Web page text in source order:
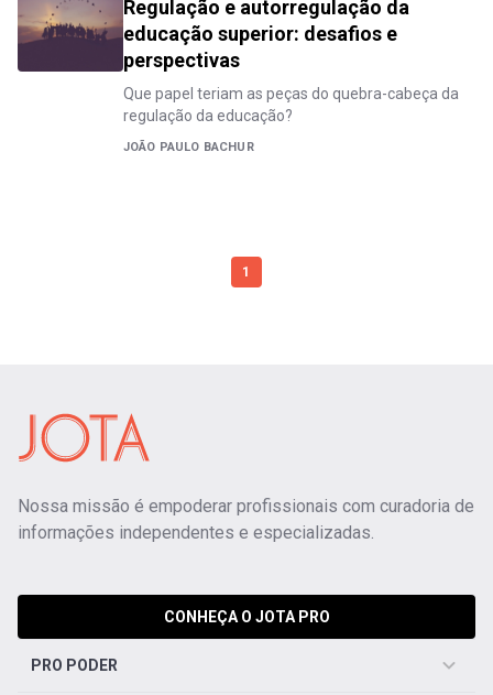
Regulação e autorregulação da
educação superior: desafios e
perspectivas
Que papel teriam as peças do quebra-cabeça da
regulação da educação?
JOÃO PAULO BACHUR
1
Nossa missão é empoderar profissionais com curadoria de
informações independentes e especializadas.
CONHEÇA O JOTA PRO
PRO PODER